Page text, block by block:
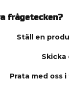
frågetecken?
Ställ en
Prata med oss